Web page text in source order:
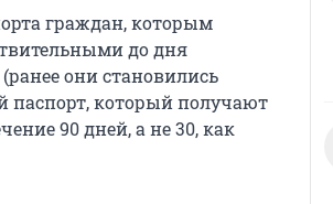
граждан, которым
до дня
они становились
паспорт, который получают
90 дней, а не 30, как